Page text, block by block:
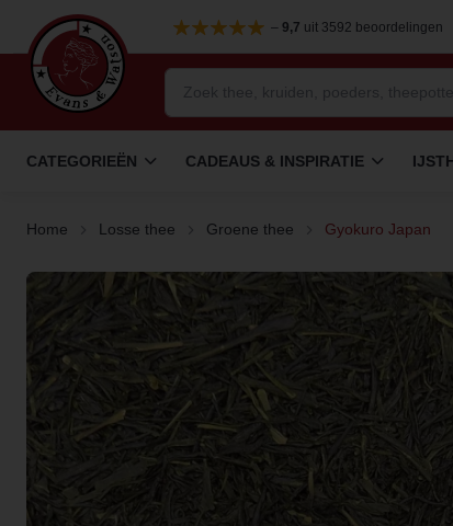
– 9,7 uit 3592 beoordelingen
CATEGORIEËN CADEAUS & INSPIRATIE
Home Losse thee Groene thee Gyokuro Japan